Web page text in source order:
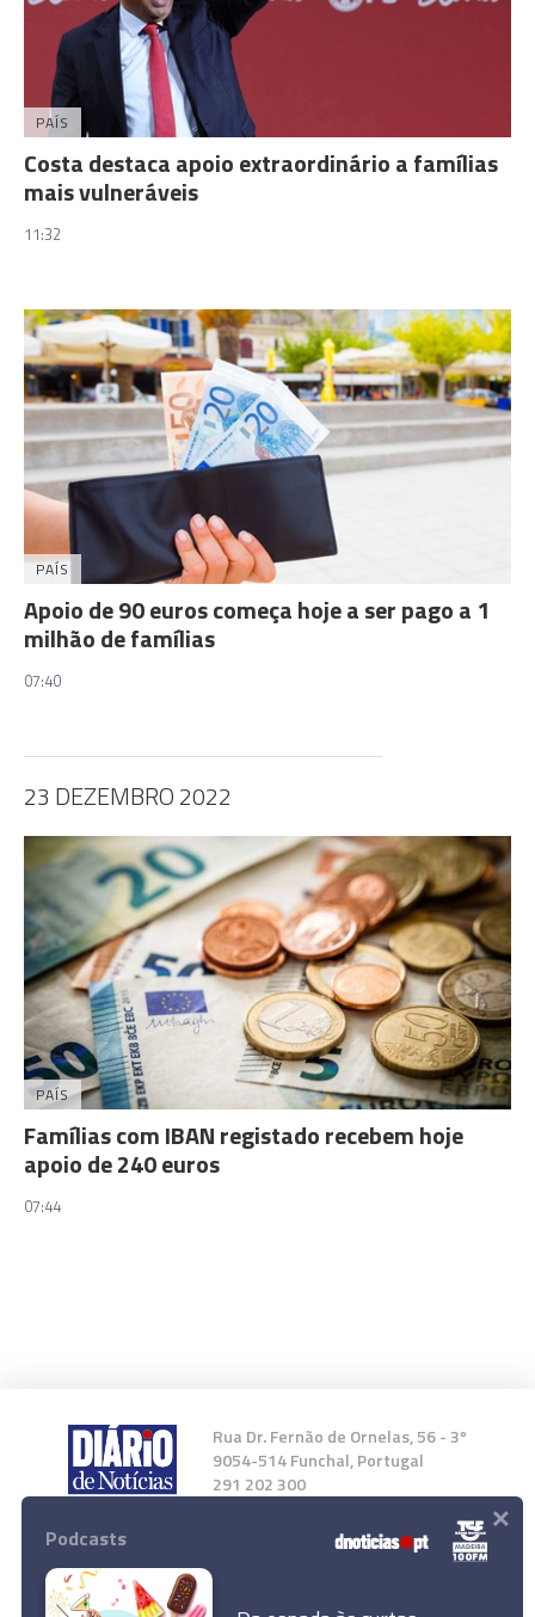
PAÍS
Costa destaca apoio extraordinário a famílias
mais vulneráveis
11:32
PAÍS
Apoio de 90 euros começa hoje a ser pago a 1
milhão de famílias
07:40
23 DEZEMBRO 2022
PAÍS
Famílias com IBAN registado recebem hoje
apoio de 240 euros
07:44
Rua Dr. Fernão de Ornelas, 56 - 3º
9054-514 Funchal, Portugal
291 202 300
Instale a nossa App
Podcasts ×